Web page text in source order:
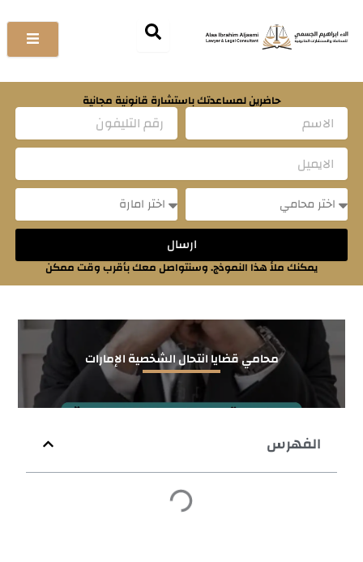
إلى
المحتوى
حاضرين لمساعدتك باستشارة قانونية مجانية
ارسال
يمكنك ملأ هذا النموذج. وسنتواصل معك بأقرب وقت ممكن
محامي قضايا انتحال الشخصية الإمارات
الفهرس